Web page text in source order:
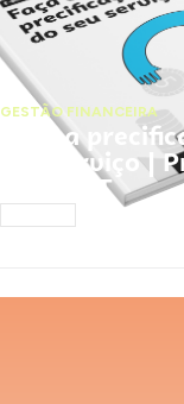
GESTÃO FINANCEIRA
Faça a
seu serviço |
ChatGPT